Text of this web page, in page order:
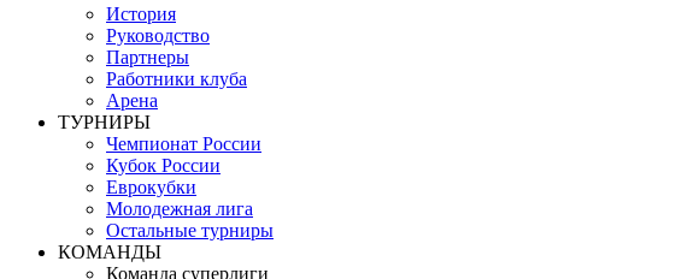
История
Руководство
Партнеры
Работники клуба
Арена
ТУРНИРЫ
Чемпионат России
Кубок России
Еврокубки
Молодежная лига
Остальные турниры
КОМАНДЫ
Команда суперлиги